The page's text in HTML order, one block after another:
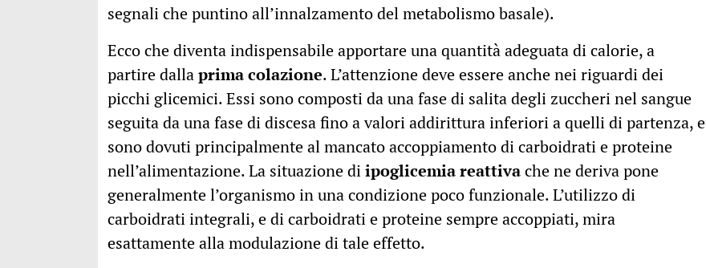
segnali che puntino all’innalzamento del metabolismo basale).
Ecco che diventa indispensabile apportare una quantità adeguata di calorie, a
partire dallaprima colazione. L’attenzione deve essere anche nei riguardi dei
picchi glicemici. Essi sono composti da una fase di salita degli zuccheri nel sangue
seguita da una fase di discesa fino a valori addirittura inferiori a quelli di partenza, e
sono dovuti principalmente al mancato accoppiamento di carboidrati e proteine
nell’alimentazione. La situazione diipoglicemia reattivache ne deriva pone
generalmente l’organismo in una condizione poco funzionale. L’utilizzo di
carboidrati integrali, e di carboidrati e proteine sempre accoppiati, mira
esattamente alla modulazione di tale effetto.